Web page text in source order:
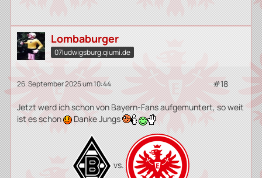
Lombaburger
07ludwigsburg.qiumi.de
26. September 2025 um 10:44 #18
Jetzt werd ich schon von Bayern-Fans aufgemuntert, so weit
ist es schon
Danke Jungs
vs.